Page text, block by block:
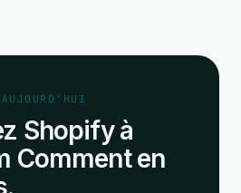
Shopify à
Comment en